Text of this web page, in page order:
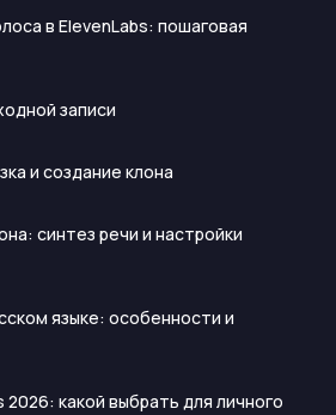
в ElevenLabs: пошаговая
записи
и создание клона
синтез речи и настройки
языке: особенности и
2026: какой выбрать для личного